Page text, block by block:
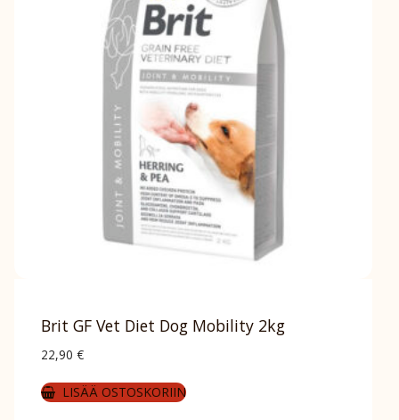
Brit GF Vet Diet Dog Mobility 2kg
22,90 €
LISÄÄ OSTOSKORIIN